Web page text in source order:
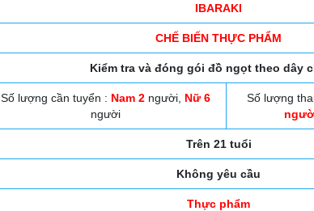
IBARAKI
CHẾ BIẾN THỰC PHẨM
Kiểm tra và đóng gói đồ ngọt theo dây
Số lượng cần tuyển : Nam 2 người, Nữ 6
người
Số lượng
Trên 21 tuổi
Không yêu cầu
Thực phẩm